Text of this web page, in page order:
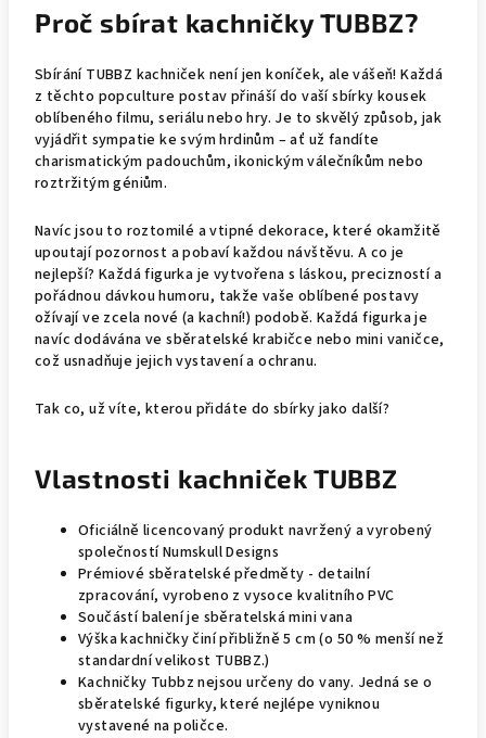
Proč sbírat kachničky TUBBZ?
Sbírání TUBBZ kachniček není jen koníček, ale vášeň! Každá
z těchto popculture postav přináší do vaší sbírky kousek
oblíbeného filmu, seriálu nebo hry. Je to skvělý způsob, jak
vyjádřit sympatie ke svým hrdinům – ať už fandíte
charismatickým padouchům, ikonickým válečníkům nebo
roztržitým géniům.
Navíc jsou to roztomilé a vtipné dekorace, které okamžitě
upoutají pozornost a pobaví každou návštěvu. A co je
nejlepší? Každá figurka je vytvořena s láskou, precizností a
pořádnou dávkou humoru, takže vaše oblíbené postavy
ožívají ve zcela nové (a kachní!) podobě. Každá figurka je
navíc dodávána ve sběratelské krabičce nebo mini vaničce,
což usnadňuje jejich vystavení a ochranu.
Tak co, už víte, kterou přidáte do sbírky jako další?
Vlastnosti kachniček TUBBZ
Oficiálně licencovaný produkt navržený a vyrobený
společností Numskull Designs
Prémiové sběratelské předměty - detailní
zpracování, vyrobeno z vysoce kvalitního PVC
Součástí balení je sběratelská mini vana
Výška kachničky činí přibližně 5 cm (o 50 % menší než
standardní velikost TUBBZ.)
Kachničky Tubbz nejsou určeny do vany. Jedná se o
sběratelské figurky, které nejlépe vyniknou
vystavené na poličce.